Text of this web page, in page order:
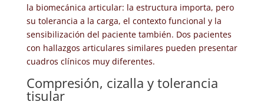
la biomecánica articular: la estructura importa, pero
su tolerancia a la carga, el contexto funcional y la
sensibilización del paciente también. Dos pacientes
con hallazgos articulares similares pueden presentar
cuadros clínicos muy diferentes.
Compresión, cizalla y tolerancia
tisular